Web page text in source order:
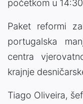
početkom u
Paket reformi
portugalska
centra
krajnje
Tiago Oliveira,